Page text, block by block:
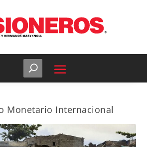
Monetario Internacional